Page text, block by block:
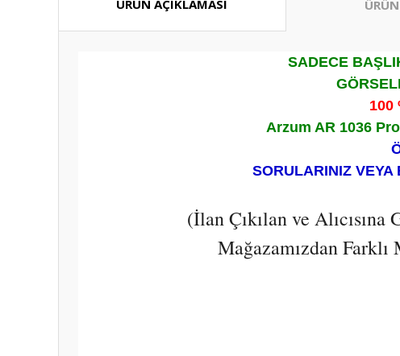
ÜRÜN AÇIKLAMASI
SADECE
100
Arzum AR 1036
SORULARINIZ
(İlan Çıkılan ve
Mağazamızdan